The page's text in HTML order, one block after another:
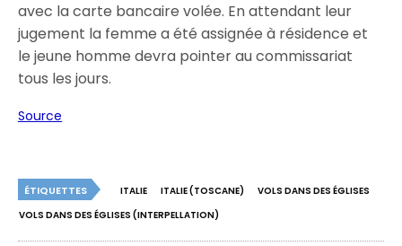
avec la carte bancaire volée. En attendant leur
jugement la femme a été assignée à résidence et
le jeune homme devra pointer au commissariat
tous les jours.
Source
ÉTIQUETTES ITALIE ITALIE (TOSCANE)
VOLS DANS DES ÉGLISES
VOLS DANS DES ÉGLISES (INTERPELLATION)